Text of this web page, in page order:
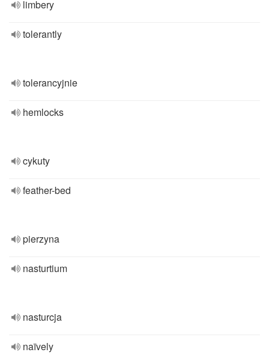
limbery
tolerantly
tolerancyjnie
hemlocks
cykuty
feather-bed
pierzyna
nasturtium
nasturcja
naïvely